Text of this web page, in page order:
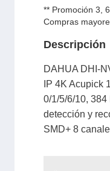
** Promoción 3,
Compras
Descripción
DAHUA DHI-
IP 4K Acupick
0/1/5/6/10, 384
detección y
SMD+ 8